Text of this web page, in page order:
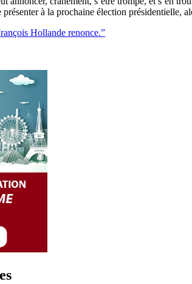
à la prochaine élection présidentielle,
Hollande renonce.”